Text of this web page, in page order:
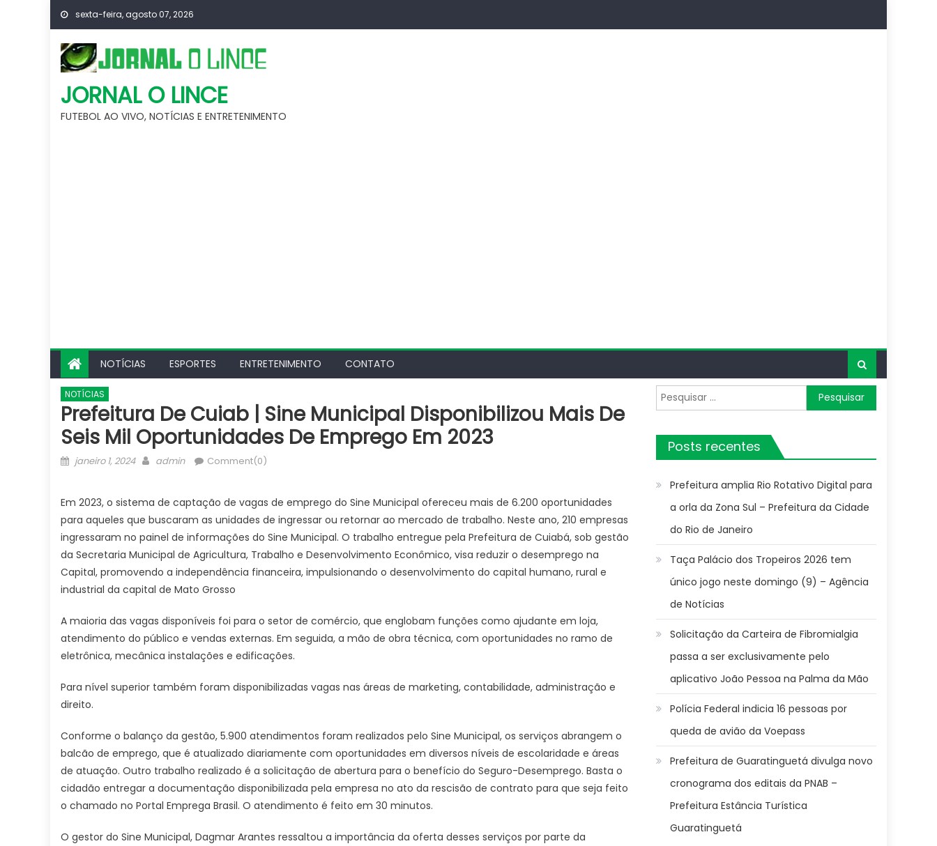
Skip
content
sexta-feira, agosto 07, 2026
JORNAL O LINCE
FUTEBOL AO VIVO, NOTÍCIAS E ENTRETENIMENTO
NOTÍCIAS ESPORTES ENTRETENIMENTO CONTATO
NOTÍCIAS
Prefeitura De Cuiab | Sine Municipal Disponibilizou Mais De
Seis Mil Oportunidades De Emprego Em 2023
Posted
janeiro 1, 2024 Author
admin Comment(0)
Em 2023, o sistema de captação de vagas de emprego do Sine Municipal ofereceu mais de 6.200 oportunidades
para aqueles que buscaram as unidades de ingressar ou retornar ao mercado de trabalho. Neste ano, 210 empresas
ingressaram no painel de informações do Sine Municipal. O trabalho entregue pela Prefeitura de Cuiabá, sob gestão
da Secretaria Municipal de Agricultura, Trabalho e Desenvolvimento Econômico, visa reduzir o desemprego na
Capital, promovendo a independência financeira, impulsionando o desenvolvimento do capital humano, rural e
industrial da capital de Mato Grosso
A maioria das vagas disponíveis foi para o setor de comércio, que englobam funções como ajudante em loja,
atendimento do público e vendas externas. Em seguida, a mão de obra técnica, com oportunidades no ramo de
eletrônica, mecânica instalações e edificações.
Para nível superior também foram disponibilizadas vagas nas áreas de marketing, contabilidade, administração e
direito.
Conforme o balanço da gestão, 5.900 atendimentos foram realizados pelo Sine Municipal, os serviços abrangem o
balcão de emprego, que é atualizado diariamente com oportunidades em diversos níveis de escolaridade e áreas
de atuação. Outro trabalho realizado é a solicitação de abertura para o benefício do Seguro-Desemprego. Basta o
cidadão entregar a documentação disponibilizada pela empresa no ato da rescisão de contrato para que seja feito
o chamado no Portal Emprega Brasil. O atendimento é feito em 30 minutos.
O gestor do Sine Municipal, Dagmar Arantes ressaltou a importância da oferta desses serviços por parte da
Pesquisar
por:
Posts recentes
Prefeitura amplia Rio Rotativo Digital para
a orla da Zona Sul – Prefeitura da Cidade
do Rio de Janeiro
Taça Palácio dos Tropeiros 2026 tem
único jogo neste domingo (9) – Agência
de Notícias
Solicitação da Carteira de Fibromialgia
passa a ser exclusivamente pelo
aplicativo João Pessoa na Palma da Mão
Polícia Federal indicia 16 pessoas por
queda de avião da Voepass
Prefeitura de Guaratinguetá divulga novo
cronograma dos editais da PNAB –
Prefeitura Estância Turística
Guaratinguetá